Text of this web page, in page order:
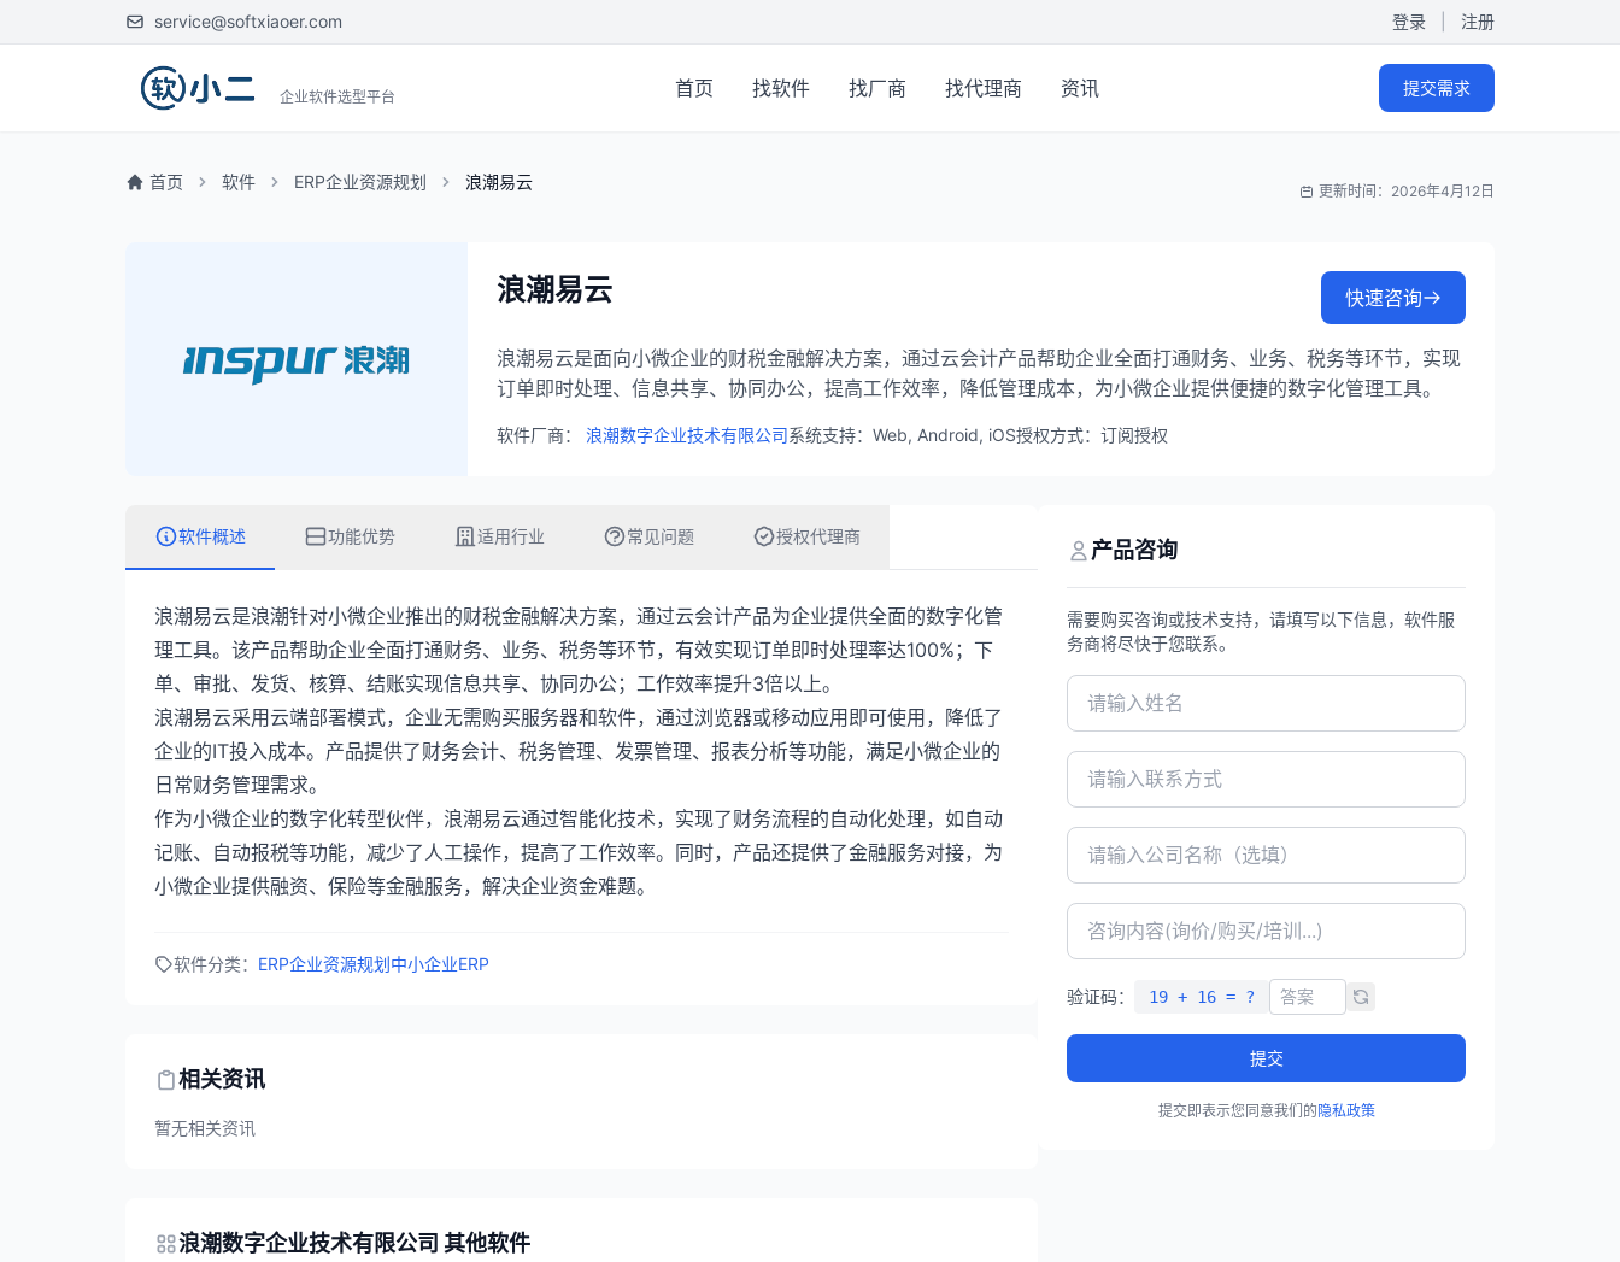
service@softxiaoer.com 登录 注册
企业软件选型平台 首页 找软件 找厂商 找代理商 资讯 提交需求
首页 软件 ERP企业资源规划 浪潮易云 更新时间：2026年4月12日
浪潮易云 快速咨询
浪潮易云是面向小微企业的财税金融解决方案，通过云会计产品帮助企业全面打通财务、业务、税务等环节，实现
订单即时处理、信息共享、协同办公，提高工作效率，降低管理成本，为小微企业提供便捷的数字化管理工具。
软件厂商： 浪潮数字企业技术有限公司系统支持：Web, Android, iOS授权方式：订阅授权
软件概述 功能优势 适用行业 常见问题 授权代理商
浪潮易云是浪潮针对小微企业推出的财税金融解决方案，通过云会计产品为企业提供全面的数字化管
理工具。该产品帮助企业全面打通财务、业务、税务等环节，有效实现订单即时处理率达100%；下
单、审批、发货、核算、结账实现信息共享、协同办公；工作效率提升3倍以上。
浪潮易云采用云端部署模式，企业无需购买服务器和软件，通过浏览器或移动应用即可使用，降低了
企业的IT投入成本。产品提供了财务会计、税务管理、发票管理、报表分析等功能，满足小微企业的
日常财务管理需求。
作为小微企业的数字化转型伙伴，浪潮易云通过智能化技术，实现了财务流程的自动化处理，如自动
记账、自动报税等功能，减少了人工操作，提高了工作效率。同时，产品还提供了金融服务对接，为
小微企业提供融资、保险等金融服务，解决企业资金难题。
软件分类： ERP企业资源规划中小企业ERP
相关资讯
暂无相关资讯
浪潮数字企业技术有限公司 其他软件
产品咨询
需要购买咨询或技术支持，请填写以下信息，软件服
务商将尽快于您联系。
验证码： 19 + 16 = ?
提交
提交即表示您同意我们的隐私政策